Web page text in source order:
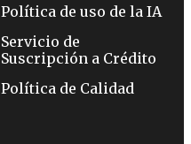
Política de uso de la IA
Servicio de
Suscripción a Crédito
Política de Calidad